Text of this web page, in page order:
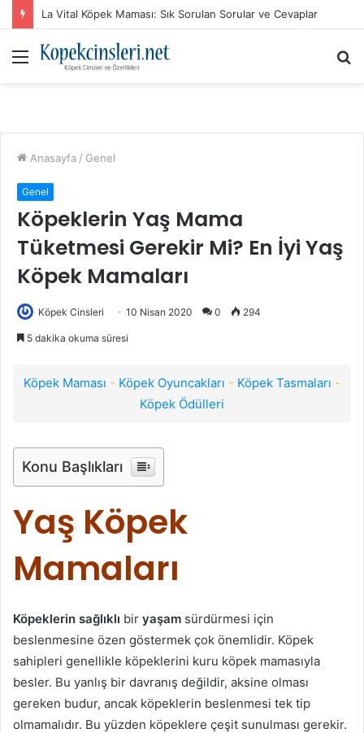
La Vital Köpek Maması: Sık Sorulan Sorular ve Cevaplar
Menü
Anasayfa / Genel
Genel
Köpeklerin Yaş Mama
Tüketmesi Gerekir Mi? En İyi Yaş
Köpek Mamaları
Köpek Cinsleri 10 Nisan 2020 0 294
5 dakika okuma süresi
Köpek Maması - Köpek Oyuncakları - Köpek Tasmaları -
Köpek Ödülleri
Konu Başlıkları
Yaş Köpek
Mamaları
Köpeklerin sağlıklı bir yaşam sürdürmesi için
beslenmesine özen göstermek çok önemlidir. Köpek
sahipleri genellikle köpeklerini kuru köpek mamasıyla
besler. Bu yanlış bir davranış değildir, aksine olması
gereken budur, ancak köpeklerin beslenmesi tek tip
olmamalıdır. Bu yüzden köpeklere çeşit sunulması gerekir.